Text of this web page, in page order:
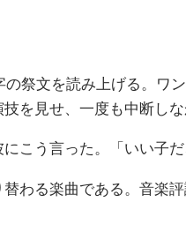
祭文を読み上げる。ワ
を見せ、一度も中断しな
こう言った。「いい子だ
わる楽曲である。音楽